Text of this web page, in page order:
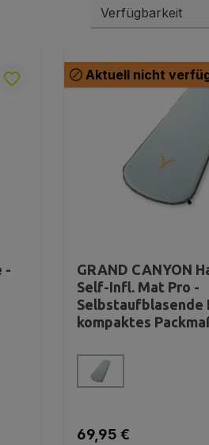
-
Aktuell nicht
GRAND CANYON
Self-Infl. Mat Pro -
Selbstaufblasende
kompaktes
Farbe
Regulärer Preis:
69,95 €